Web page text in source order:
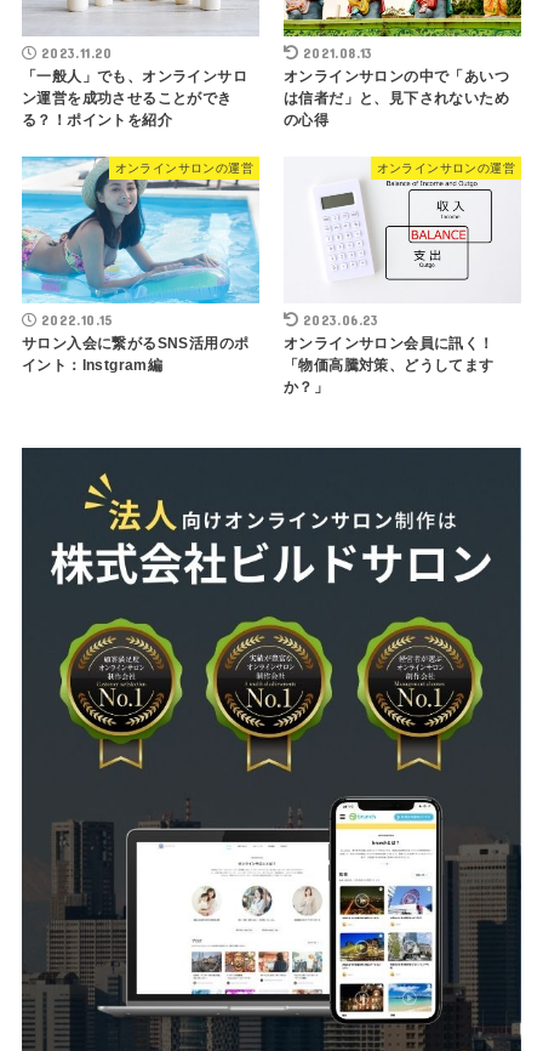
2023.11.20
「一般人」でも、オンラインサロ
ン運営を成功させることができ
る？！ポイントを紹介
2021.08.13
オンラインサロンの中で「あいつ
は信者だ」と、見下されないため
の心得
オンラインサロンの運営
2022.10.15
サロン入会に繋がるSNS活用のポ
イント：Instgram編
オンラインサロンの運営
2023.06.23
オンラインサロン会員に訊く！
「物価高騰対策、どうしてます
か？」